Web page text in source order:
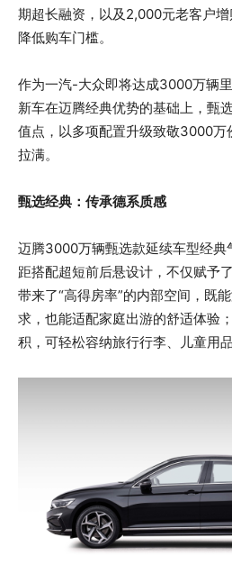
期超长融资，以及2,000元老客户
降低购车门槛。
作为一汽-大众即将达成3000万辆
新车在迈腾经典优势的基础上，甄
值点，以多项配置升级致敬3000万
拉满。
甄选经典：传承德系质感
迈腾3000万辆甄选款延续车型经典
距搭配超短前后悬设计，不仅赋予
带来了“高得房率”的内部空间，既
求，也能适配家庭出游的舒适体验
积，可轻松容纳旅行行李、儿童用